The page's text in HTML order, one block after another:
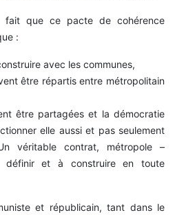
fait que ce pacte de cohérence
:
avec les communes,
être répartis entre métropolitain
être partagées et la démocratie
elle aussi et pas seulement
véritable contrat, métropole –
définir et à construire en toute
et républicain, tant dans le